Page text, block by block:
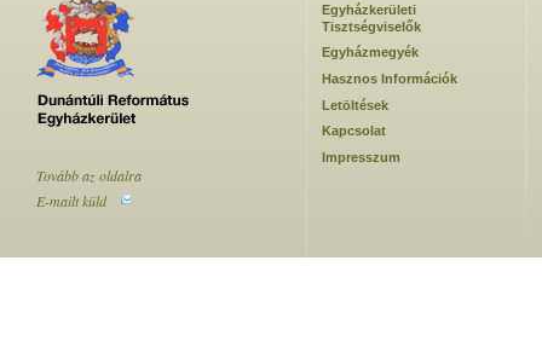
Egyházkerületi
Tisztségviselők
Egyházmegyék
Hasznos Információk
Letöltések
Kapcsolat
Impresszum
Tovább az oldalra
E-mailt küld